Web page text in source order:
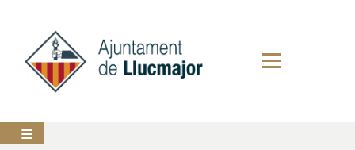
contingut